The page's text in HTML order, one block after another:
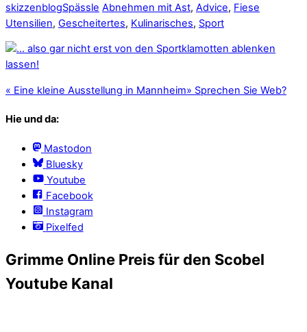
skizzenblogSpässle Abnehmen mit Ast, Advice, Fiese
Utensilien, Gescheitertes, Kulinarisches, Sport
« Eine kleine Ausstellung in Mannheim» Sprechen Sie Web?
Hie und da:
Mastodon
Bluesky
Youtube
Facebook
Instagram
Pixelfed
Grimme Online Preis für den Scobel
Youtube Kanal